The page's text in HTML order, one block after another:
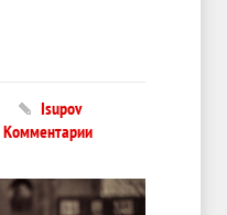
Isupov